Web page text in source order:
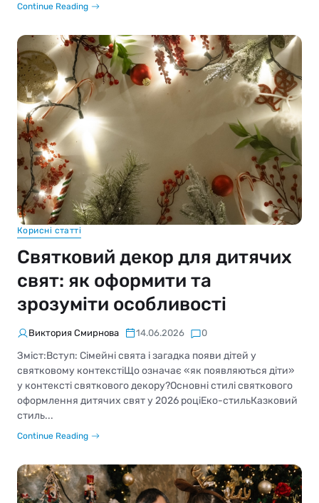
Continue Reading
Корисні статті
Святковий декор для дитячих
свят: як оформити та
зрозуміти особливості
Виктория Смирнова 14.06.2026 0
Зміст:Вступ: Сімейні свята і загадка появи дітей у
святковому контекстіЩо означає «як появляються діти»
у контексті святкового декору?Основні стилі святкового
оформлення дитячих свят у 2026 роціЕко-стильКазковий
стиль...
Continue Reading